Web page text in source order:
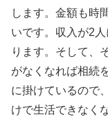
します。金額も時
いです。収入が2
ります。そして、
がなくなれば相続
に掛けているので
けで生活できなく